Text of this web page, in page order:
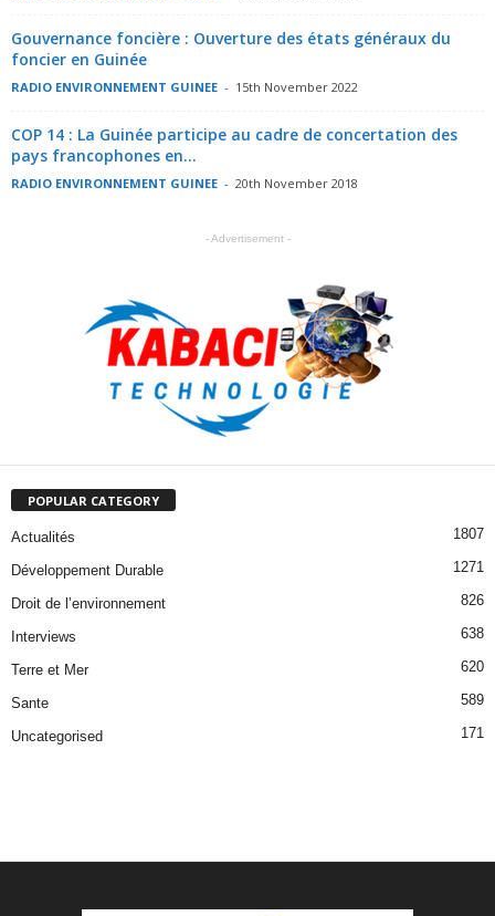
Gouvernance foncière : Ouverture des états généraux du
foncier en Guinée
RADIO ENVIRONNEMENT GUINEE - 15th November 2022
COP 14 : La Guinée participe au cadre de concertation des
pays francophones en...
RADIO ENVIRONNEMENT GUINEE - 20th November 2018
- Advertisement -
POPULAR CATEGORY
Actualités 1807
Développement Durable 1271
Droit de l’environnement 826
Interviews 638
Terre et Mer 620
Sante 589
Uncategorised 171